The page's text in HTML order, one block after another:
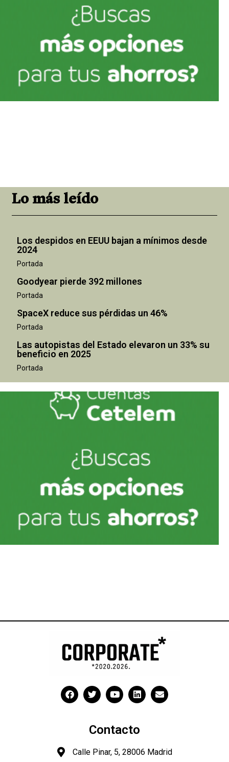
Lo más leído
Los despidos en EEUU bajan a mínimos desde
2024
Portada
Goodyear pierde 392 millones
Portada
SpaceX reduce sus pérdidas un 46%
Portada
Las autopistas del Estado elevaron un 33% su
beneficio en 2025
Portada
Contacto
Calle Pinar, 5, 28006 Madrid